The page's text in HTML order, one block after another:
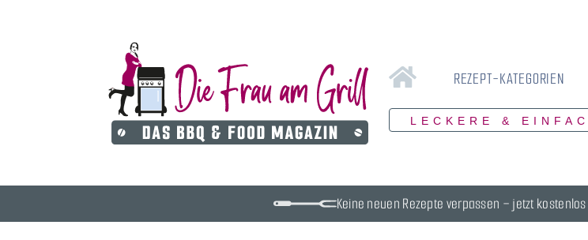
REZEPT-KATEGORIEN
LECKERE &
Keine neuen Rezepte verpassen – jetzt